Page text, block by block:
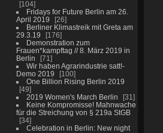
104
Fridays for Future Berlin am 26.
April 2019
26
Berliner Klimastreik mit Greta am
29.3.19
176
Demonstration zum
Frauen*kampftag // 8. März 2019 in
Berlin
71
Wir haben Agrarindustrie satt!-
Demo 2019
100
One Billion Rising Berlin 2019
49
2019 Women's March Berlin
31
Keine Kompromisse! Mahnwache
für die Streichung von § 219a StGB
34
Celebration in Berlin: New night